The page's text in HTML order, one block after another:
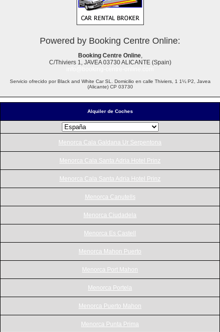
Alquiler de Coches
Menorca Cala Galdana Ur Serpentona
Menorca Cala Santa Adria Hotel Prinz
Menorca Cala Santa Adria Hotel Prinz
Menorca Canutells
Menorca Ciudadela
Menorca Es Castell
Menorca Mahon Puerto
Menorca Port Mahon
Menorca Portela
Menorca Puerto Mahon
Menorca Punta Prima
Powered by Booking Centre Online:
Booking Centre Online,
C/Thiviers 1, JAVEA 03730 ALICANTE (Spain)
Servicio ofrecido por Black and White Car SL. Domicilio en calle Thiviers, 1 1¼ P2, Javea
(Alicante) CP 03730